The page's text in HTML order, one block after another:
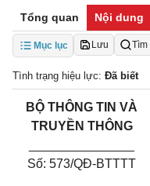
Tổng quan Nội dung
Mục lục Lưu Tìm
Tình trạng hiệu lực: Đã biết
BỘ THÔNG TIN VÀ
TRUYỀN THÔNG
Số: 573/QĐ-BTTTT